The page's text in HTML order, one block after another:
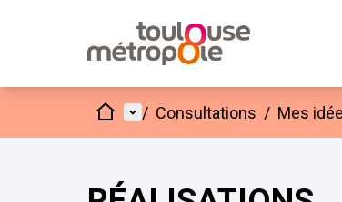
AccueilMenu principal
/ Consultations / Mes